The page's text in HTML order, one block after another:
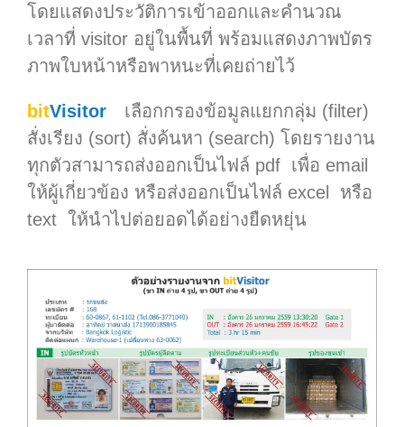
โดยแสดงประวัติการเข้าออกและคำนวณ
เวลาที่ visitor อยู่ในพื้นที่ พร้อมแสดงภาพบัตร
ภาพใบหน้าหรือพาหนะที่เคยถ่ายไว้
bitVisitorเลือกกรองข้อมูลแยกกลุ่ม (filter)
สั่งเรียง (sort) สั่งค้นหา (search) โดยรายงาน
ทุกตัวสามารถส่งออกเป็นไฟล์ pdf เพื่อ email
ให้ผู้เกี่ยวข้อง หรือส่งออกเป็นไฟล์ excel
หรือ
text ให้นำไปต่อยอดได้อย่างยืดหยุ่น